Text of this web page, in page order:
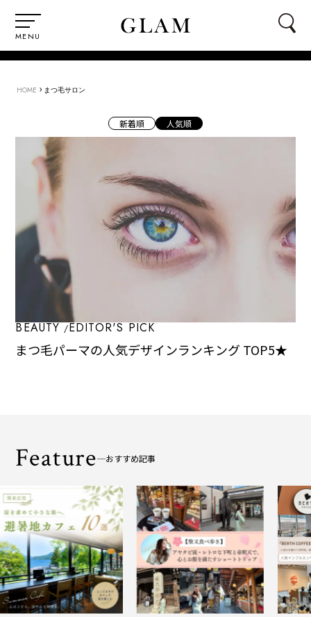
MENU
HOME › まつ毛サロン
新着順 人気順
BEAUTY EDITOR'S PICK
まつ毛パーマの人気デザインランキング TOP5★
Feature おすすめ記事